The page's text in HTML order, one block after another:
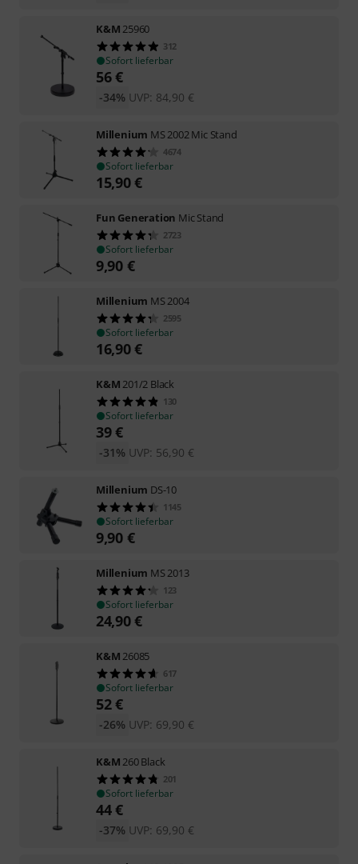
K&M 25960
312
Sofort lieferbar
56€
UVP: 84,90 €
-34%
Millenium MS 2002 Mic Stand
4674
Sofort lieferbar
15,90€
Fun Generation Mic Stand
2723
Sofort lieferbar
9,90 €
Millenium MS 2004
2595
Sofort lieferbar
16,90€
K&M 201/2 Black
130
Sofort lieferbar
39€
UVP: 56,90 €
-31%
Millenium DS-10
1145
Sofort lieferbar
9,90 €
Millenium MS 2013
123
Sofort lieferbar
24,90€
K&M 26085
617
Sofort lieferbar
52€
UVP: 69,90 €
-26%
K&M 260 Black
201
Sofort lieferbar
44€
UVP: 69,90 €
-37%